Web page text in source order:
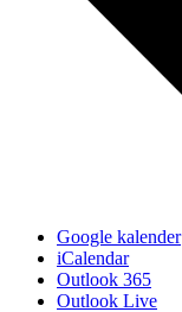
Google kalender
iCalendar
Outlook 365
Outlook Live